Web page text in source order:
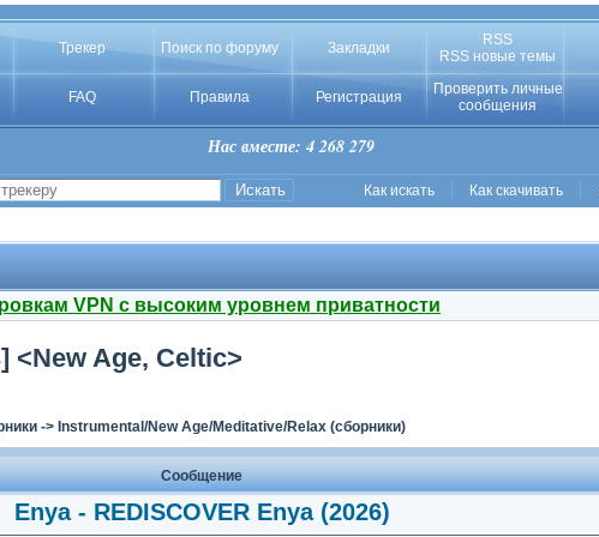
Трекер Поиск по форуму Закладки
RSS
RSS новые темы
FAQ Правила Регистрация
Проверить личные
сообщения
Нас вместе: 4 268 279
Как искать Как скачивать
VPN с высоким уровнем приватности
<New Age, Celtic>
-> Instrumental/New Age/Meditative/Relax (сборники)
Сообщение
Enya - REDISCOVER Enya (2026)